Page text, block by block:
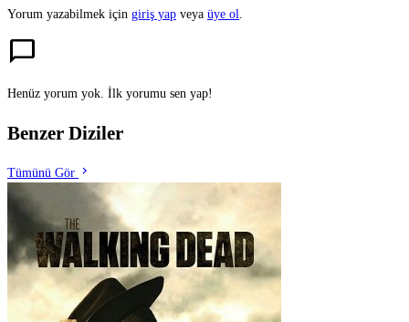
Yorum yazabilmek için giriş yap veya üye ol.
chat_bubble
Henüz yorum yok. İlk yorumu sen yap!
Benzer Diziler
Tümünü Gör chevron_right